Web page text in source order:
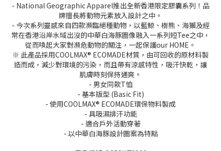
- National Geographic Apparel推出全新香港限定膠囊系列！品
牌擅長將動物元素放入設計之中。
- 今次系列靈感來自四款瀕臨絕種動物，以藍鯨、樹熊、海獺及經
常在香港沿岸水域出沒的中華白海豚圖像融入一系列短Tee之中，
從而喚起大家對瀕危動物的關注，一起保護our HOME。
※ 此產品採用COOLMAX® ECOMADE材質，由可回收的原材料製
造而成，減少對環境的污染，而且帶有涼感特性，吸汗快乾，讓
肌膚時刻保持通爽。
- 男女同款T恤
- 基本版型 (Basic Fit)
- 使用COOLMAX® ECOMADE環保物料製成
- 具吸濕排汗功能
- 適合戶外活動穿著
- 以中華白海豚設計圖案為特點